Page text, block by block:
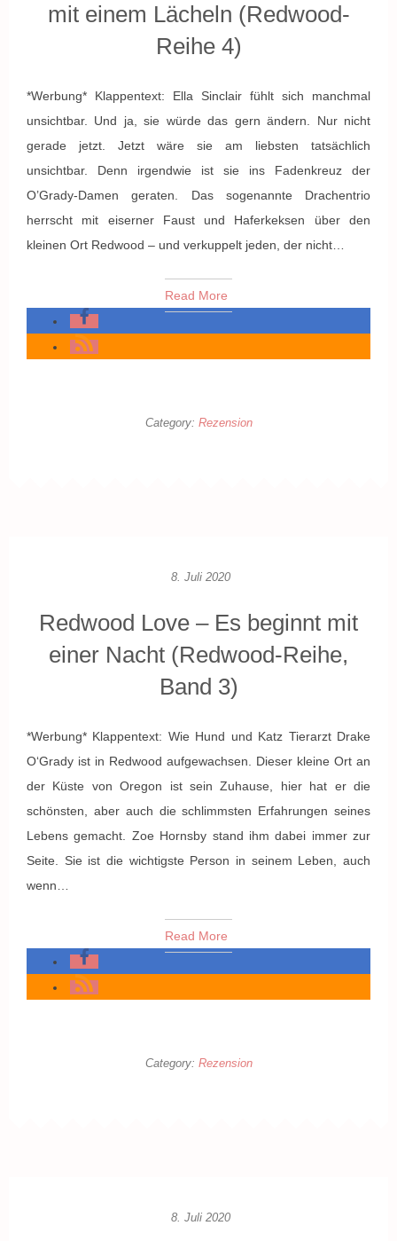
mit einem Lächeln (Redwood-
Reihe 4)
*Werbung* Klappentext: Ella Sinclair fühlt sich manchmal
unsichtbar. Und ja, sie würde das gern ändern. Nur nicht
gerade jetzt. Jetzt wäre sie am liebsten tatsächlich
unsichtbar. Denn irgendwie ist sie ins Fadenkreuz der
O’Grady-Damen geraten. Das sogenannte Drachentrio
herrscht mit eiserner Faust und Haferkeksen über den
kleinen Ort Redwood – und verkuppelt jeden, der nicht…
Read More
Category: Rezension
8. Juli 2020
Redwood Love – Es beginnt mit
einer Nacht (Redwood-Reihe,
Band 3)
*Werbung* Klappentext: Wie Hund und Katz Tierarzt Drake
O‘Grady ist in Redwood aufgewachsen. Dieser kleine Ort an
der Küste von Oregon ist sein Zuhause, hier hat er die
schönsten, aber auch die schlimmsten Erfahrungen seines
Lebens gemacht. Zoe Hornsby stand ihm dabei immer zur
Seite. Sie ist die wichtigste Person in seinem Leben, auch
wenn…
Read More
Category: Rezension
8. Juli 2020